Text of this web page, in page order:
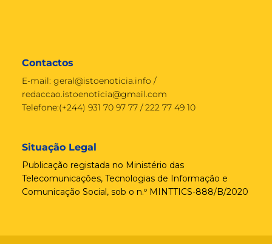
Contactos
E-mail: geral@istoenoticia.info /
redaccao.istoenoticia@gmail.com
Telefone:(+244) 931 70 97 77 / 222 77 49 10
Situação Legal
Publicação registada no Ministério das
Telecomunicações, Tecnologias de Informação e
Comunicação Social, sob o n.º MINTTICS-888/B/2020